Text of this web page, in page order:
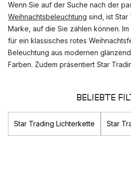
Wenn Sie auf der Suche nach der
Weihnachtsbeleuchtung sind, ist
Marke, auf die Sie zählen können.
für ein klassisches rotes
Beleuchtung aus modernen
Farben. Zudem präsentiert Star
Was sind die Top
Star Trading ist für seine
weltbekannt. Im Sortiment von Star
BELIEBTE
Star Trading Lichterkette Star